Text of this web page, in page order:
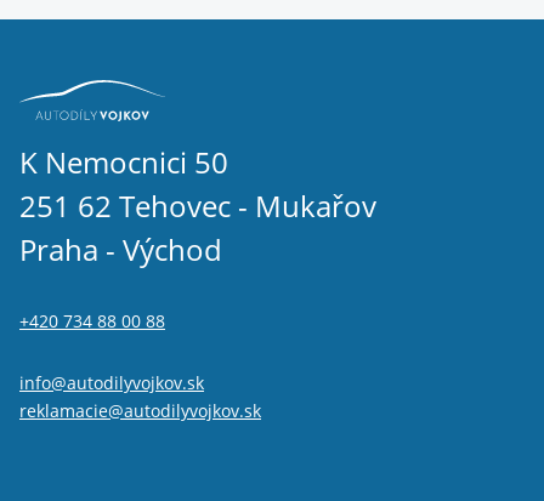
K Nemocnici 50
251 62 Tehovec - Mukařov
Praha - Východ
+420 734 88 00 88
info@autodilyvojkov.sk
reklamacie@autodilyvojkov.sk